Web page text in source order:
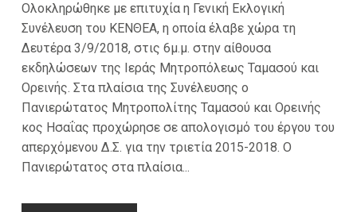
Ολοκληρώθηκε με επιτυχία η Γενική Εκλογική
Συνέλευση του ΚΕΝΘΕΑ, η οποία έλαβε χώρα τη
Δευτέρα 3/9/2018, στις 6μ.μ. στην αίθουσα
εκδηλώσεων της Ιεράς Μητροπόλεως Ταμασού και
Ορεινής. Στα πλαίσια της Συνέλευσης ο
Πανιερώτατος Μητροπολίτης Ταμασού και Ορεινής
κος Ησαΐας προχώρησε σε απολογισμό του έργου του
απερχόμενου Δ.Σ. για την τριετία 2015-2018. Ο
Πανιερώτατος στα πλαίσια...